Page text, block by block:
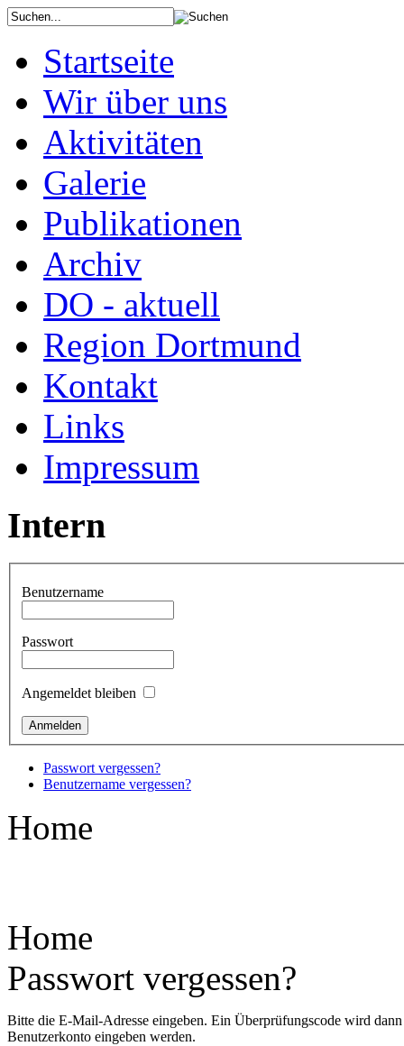
Startseite
Wir über uns
Aktivitäten
Galerie
Publikationen
Archiv
DO - aktuell
Region Dortmund
Kontakt
Links
Impressum
Intern
Benutzername
Passwort
Angemeldet bleiben
Passwort vergessen?
Benutzername vergessen?
Home
Home
Passwort vergessen?
Bitte die E-Mail-Adresse eingeben. Ein Überprüfungscode wird
Benutzerkonto eingeben werden.